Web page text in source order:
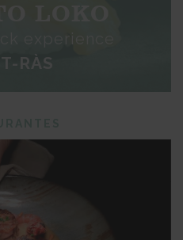
LOKO
experience
RÀS